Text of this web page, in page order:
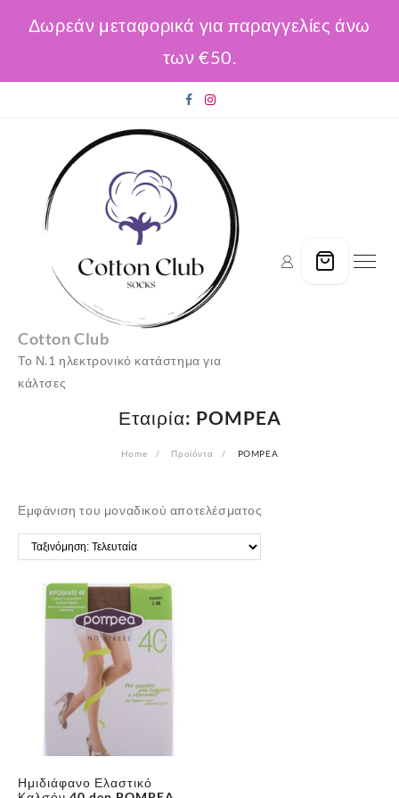
Δωρεάν μεταφορικά για παραγγελίες άνω
των €50.
Cotton Club
Το Ν.1 ηλεκτρονικό κατάστημα για
κάλτσες
Εταιρία: POMPEA
Home Προϊόντα POMPEA
Εμφάνιση του μοναδικού αποτελέσματος
Ημιδιάφανο Ελαστικό